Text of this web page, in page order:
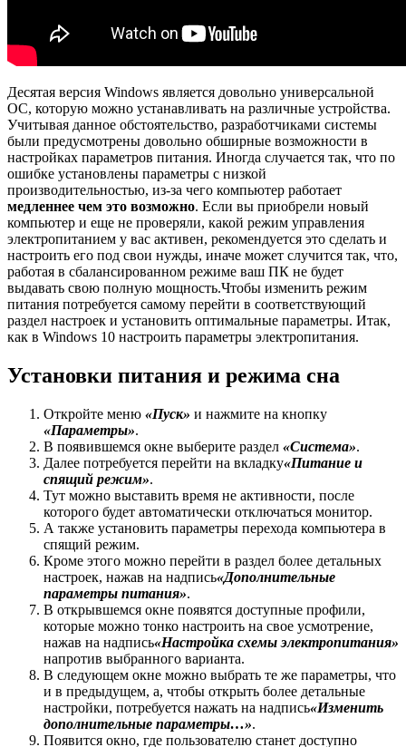
Десятая версия Windows является довольно универсальной
ОС, которую можно устанавливать на различные устройства.
Учитывая данное обстоятельство, разработчиками системы
были предусмотрены довольно обширные возможности в
настройках параметров питания. Иногда случается так, что по
ошибке установлены параметры с низкой
производительностью, из-за чего компьютер работает
медленнее чем это возможно. Если вы приобрели новый
компьютер и еще не проверяли, какой режим управления
электропитанием у вас активен, рекомендуется это сделать и
настроить его под свои нужды, иначе может случится так, что,
работая в сбалансированном режиме ваш ПК не будет
выдавать свою полную мощность.Чтобы изменить режим
питания потребуется самому перейти в соответствующий
раздел настроек и установить оптимальные параметры. Итак,
как в Windows 10 настроить параметры электропитания.
Установки питания и режима сна
Откройте меню «Пуск» и нажмите на кнопку
«Параметры».
В появившемся окне выберите раздел «Система».
Далее потребуется перейти на вкладку«Питание и
спящий режим».
Тут можно выставить время не активности, после
которого будет автоматически отключаться монитор.
А также установить параметры перехода компьютера в
спящий режим.
Кроме этого можно перейти в раздел более детальных
настроек, нажав на надпись«Дополнительные
параметры питания».
В открывшемся окне появятся доступные профили,
которые можно тонко настроить на свое усмотрение,
нажав на надпись«Настройка схемы электропитания»
напротив выбранного варианта.
В следующем окне можно выбрать те же параметры, что
и в предыдущем, а, чтобы открыть более детальные
настройки, потребуется нажать на надпись«Изменить
дополнительные параметры…».
Появится окно, где пользователю станет доступно